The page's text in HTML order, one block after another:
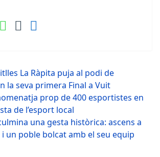
La Ràpita puja al podi de
la seva primera Final a Vuit
prop de 400 esportistes en
de l’esport local
una gesta històrica: ascens a
i un poble bolcat amb el seu equip